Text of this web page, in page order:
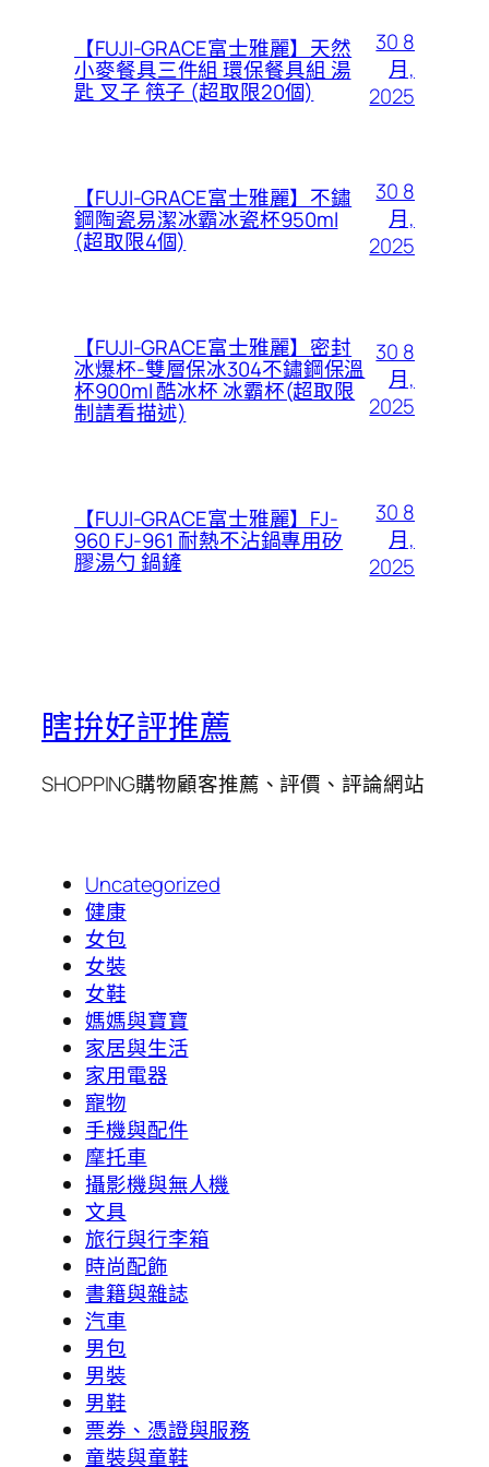
【FUJI-GRACE富士雅麗】天然
小麥餐具三件組 環保餐具組 湯
匙 叉子 筷子 (超取限20個)
30 8
月,
2025
【FUJI-GRACE富士雅麗】不鏽
鋼陶瓷易潔冰霸冰瓷杯950ml
(超取限4個)
30 8
月,
2025
【FUJI-GRACE富士雅麗】密封
冰爆杯-雙層保冰304不鏽鋼保溫
杯900ml 酷冰杯 冰霸杯(超取限
制請看描述)
30 8
月,
2025
【FUJI-GRACE富士雅麗】FJ-
960 FJ-961 耐熱不沾鍋專用矽
膠湯勺 鍋鏟
30 8
月,
2025
瞎拚好評推薦
SHOPPING購物顧客推薦、評價、評論網站
Uncategorized
健康
女包
女裝
女鞋
媽媽與寶寶
家居與生活
家用電器
寵物
手機與配件
摩托車
攝影機與無人機
文具
旅行與行李箱
時尚配飾
書籍與雜誌
汽車
男包
男裝
男鞋
票券、憑證與服務
童裝與童鞋